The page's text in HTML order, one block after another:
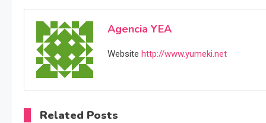
Agencia YEA
Website http://www.yumeki.net
Related Posts